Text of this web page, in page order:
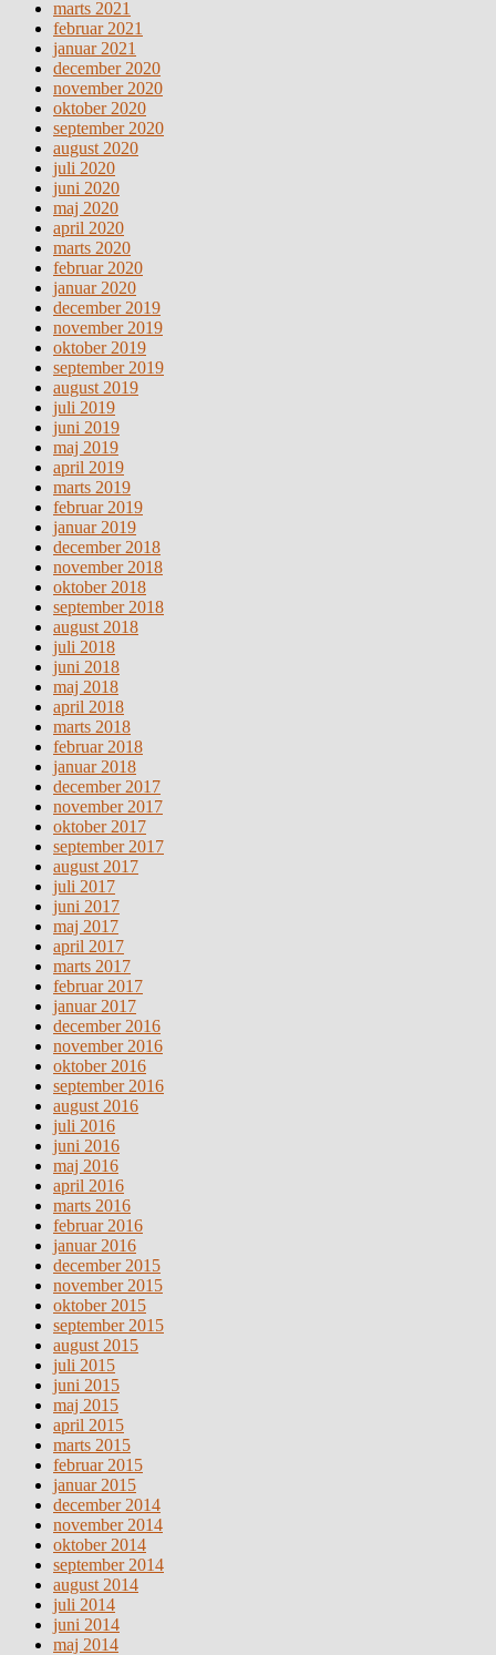
marts 2021
februar 2021
januar 2021
december 2020
november 2020
oktober 2020
september 2020
august 2020
juli 2020
juni 2020
maj 2020
april 2020
marts 2020
februar 2020
januar 2020
december 2019
november 2019
oktober 2019
september 2019
august 2019
juli 2019
juni 2019
maj 2019
april 2019
marts 2019
februar 2019
januar 2019
december 2018
november 2018
oktober 2018
september 2018
august 2018
juli 2018
juni 2018
maj 2018
april 2018
marts 2018
februar 2018
januar 2018
december 2017
november 2017
oktober 2017
september 2017
august 2017
juli 2017
juni 2017
maj 2017
april 2017
marts 2017
februar 2017
januar 2017
december 2016
november 2016
oktober 2016
september 2016
august 2016
juli 2016
juni 2016
maj 2016
april 2016
marts 2016
februar 2016
januar 2016
december 2015
november 2015
oktober 2015
september 2015
august 2015
juli 2015
juni 2015
maj 2015
april 2015
marts 2015
februar 2015
januar 2015
december 2014
november 2014
oktober 2014
september 2014
august 2014
juli 2014
juni 2014
maj 2014